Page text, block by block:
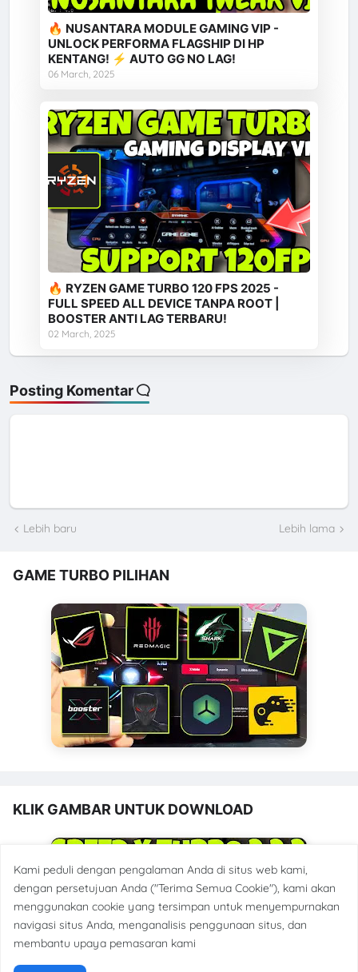
🔥 NUSANTARA MODULE GAMING VIP -
UNLOCK PERFORMA FLAGSHIP DI HP
KENTANG! ⚡️ AUTO GG NO LAG!
06 March, 2025
🔥 RYZEN GAME TURBO 120 FPS 2025 -
FULL SPEED ALL DEVICE TANPA ROOT |
BOOSTER ANTI LAG TERBARU!
02 March, 2025
Posting Komentar
Lebih baru Lebih lama
GAME TURBO PILIHAN
KLIK GAMBAR UNTUK DOWNLOAD
Kami peduli dengan pengalaman Anda di situs web kami,
dengan persetujuan Anda ("Terima Semua Cookie"), kami akan
menggunakan cookie yang tersimpan untuk menyempurnakan
navigasi situs Anda, menganalisis penggunaan situs, dan
membantu upaya pemasaran kami